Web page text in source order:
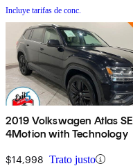
Incluye tarifas de conc.
2019 Volkswagen Atlas SE
4Motion with Technology
$14,998 Trato justo